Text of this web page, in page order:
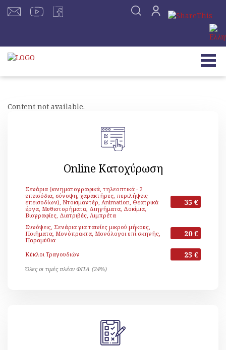
Content not available.
Online Κατοχύρωση
Σενάρια (κινηματογραφικά, τηλεοπτικά - 2
επεισόδια, σύνοψη, χαρακτήρες, περιλήψεις
επεισοδίων), Ντοκιμαντέρ, Animation, Θεατρικά
έργα, Μυθιστορήματα, Διηγήματα, Δοκίμια,
Βιογραφίες, Διατριβές, Λιμπρέτα
35 €
Συνόψεις, Σενάρια για ταινίες μικρού μήκους,
Ποιήματα, Μονόπρακτα, Μονόλογοι επί σκηνής,
Παραμύθια
20 €
Κύκλοι Τραγουδιών 25 €
Όλες οι τιμές πλέον ΦΠΑ (24%)